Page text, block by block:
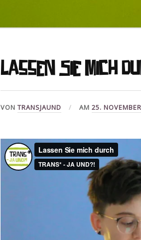
Lassen Sie mich
VON TRANSJAUND AM 25.